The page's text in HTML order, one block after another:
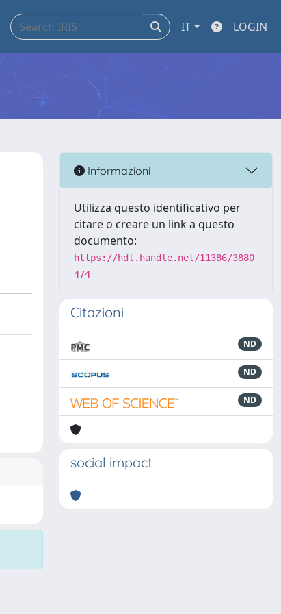
IT LOGIN
Informazioni
Utilizza questo identificativo per
citare o creare un link a questo
documento:
https://hdl.handle.net/11386/3880
474
Citazioni
ND
ND
ND
social impact